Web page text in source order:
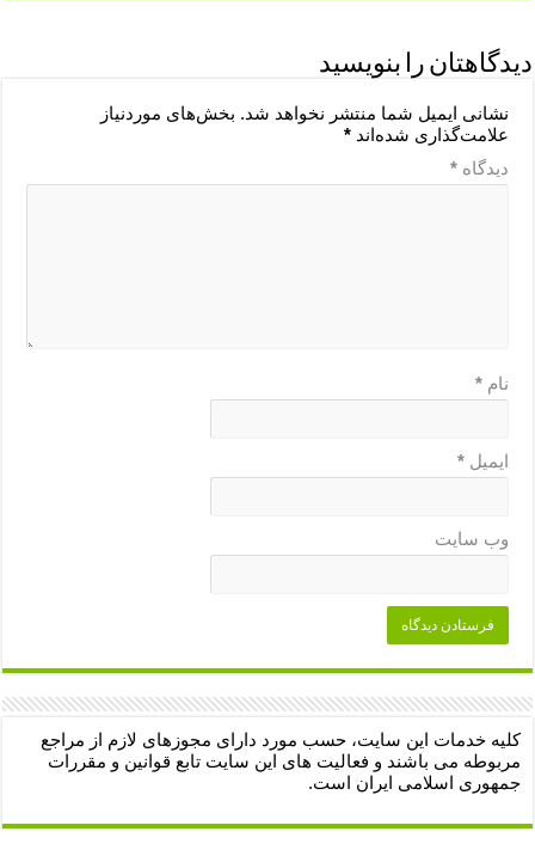
دیدگاهتان را بنویسید
نشانی ایمیل شما منتشر نخواهد شد. بخش‌های موردنیاز
علامت‌گذاری شده‌اند*
دیدگاه*
نام*
ایمیل*
وب‌ سایت
کلیه خدمات این سایت، حسب مورد دارای مجوزهای لازم از مراجع
مربوطه می باشند و فعالیت های این سایت تابع قوانین و مقررات
جمهوری اسلامی ایران است.